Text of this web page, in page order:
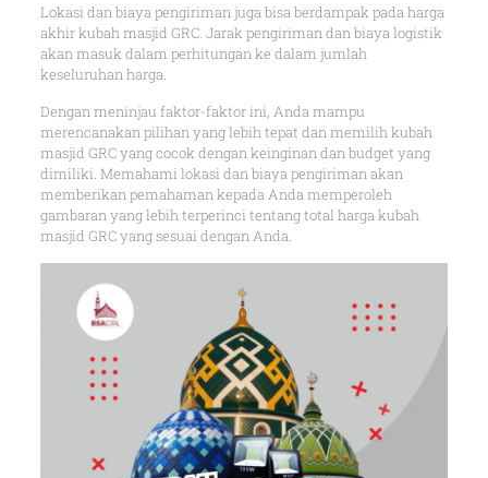
Lokasi dan biaya pengiriman juga bisa berdampak pada harga
akhir kubah masjid GRC. Jarak pengiriman dan biaya logistik
akan masuk dalam perhitungan ke dalam jumlah
keseluruhan harga.
Dengan meninjau faktor-faktor ini, Anda mampu
merencanakan pilihan yang lebih tepat dan memilih kubah
masjid GRC yang cocok dengan keinginan dan budget yang
dimiliki. Memahami lokasi dan biaya pengiriman akan
memberikan pemahaman kepada Anda memperoleh
gambaran yang lebih terperinci tentang total harga kubah
masjid GRC yang sesuai dengan Anda.